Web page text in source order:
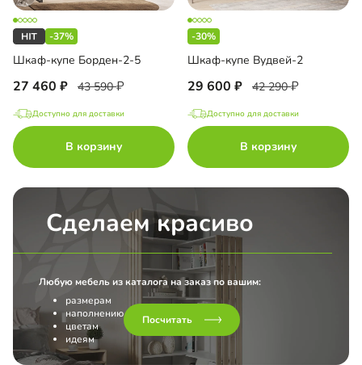
-37%
Шкаф-купе Борден-2-5
27 460 43 590
Доступно для доставки
В корзину
-30%
Шкаф-купе Вудвей-2
29 600 42 290
Доступно для доставки
В корзину
Сделаем красиво
Любую мебель из каталога на заказ по вашим:
размерам
наполнению
цветам
идеям
Посчитать